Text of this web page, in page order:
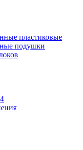
пластиковые
подушки